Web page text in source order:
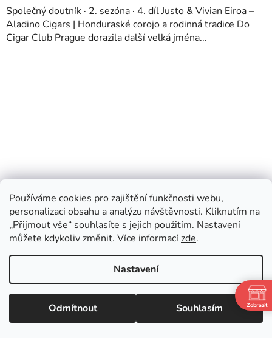
Používáme cookies pro zajištění funkčnosti webu,
personalizaci obsahu a analýzu návštěvnosti. Kliknutím na
„Přijmout vše“ souhlasíte s jejich použitím. Nastavení
můžete kdykoliv změnit. Více informacízde.
Nastavení
Odmítnout Souhlasím
Společný doutník · 2. sezóna · 4. díl Justo & Vivian Eiroa –
Aladino Cigars | Honduraské corojo a rodinná tradice Do
Cigar Club Prague dorazila další velká jména...
Recenze doutníku AJ Fernandez
Enclave Broadleaf Churchill
Recenze doutníku · AJ Fernandez · Nikaragua Recenze
doutníku Enclave Broadleaf Churchill Enclave Broadleaf
Churchill od A.J. Fernandeze je doutník pro milovníky
hutnějších,...
Zobrazit